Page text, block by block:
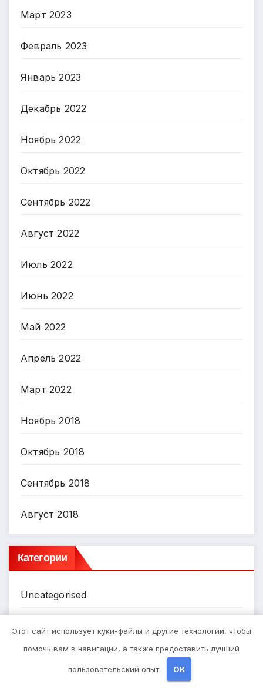
Март 2023
Февраль 2023
Январь 2023
Декабрь 2022
Ноябрь 2022
Октябрь 2022
Сентябрь 2022
Август 2022
Июль 2022
Июнь 2022
Май 2022
Апрель 2022
Март 2022
Ноябрь 2018
Октябрь 2018
Сентябрь 2018
Август 2018
Категории
Uncategorised
Диеты
Этот сайт использует куки-файлы и другие технологии, чтобы
помочь вам в навигации, а также предоставить лучший
пользовательский опыт. OK